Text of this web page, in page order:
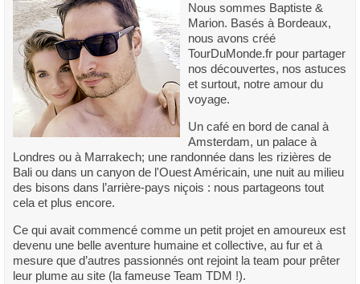
Nous sommes Baptiste &
Marion. Basés à Bordeaux,
nous avons créé
TourDuMonde.fr pour partager
nos découvertes, nos astuces
et surtout, notre amour du
voyage.
Un café en bord de canal à
Amsterdam, un palace à
Londres ou à Marrakech; une randonnée dans les rizières de
Bali ou dans un canyon de l'Ouest Américain, une nuit au milieu
des bisons dans l’arrière-pays niçois : nous partageons tout
cela et plus encore.
Ce qui avait commencé comme un petit projet en amoureux est
devenu une belle aventure humaine et collective, au fur et à
mesure que d’autres passionnés ont rejoint la team pour prêter
leur plume au site (la fameuse Team TDM !).